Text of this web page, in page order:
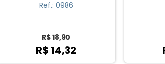
Ref.: 5601
R$ 79,80